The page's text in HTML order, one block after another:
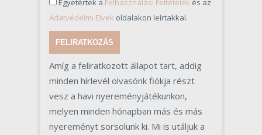
Adatvédelmi Elvek oldalakon leírtakkal.
FELIRATKOZÁS
Amíg a feliratkozott állapot tart, addig
minden hírlevél olvasónk fiókja részt
vesz a havi nyereményjátékunkon,
melyen minden hónapban más és más
nyereményt sorsolunk ki. Mi is utáljuk a